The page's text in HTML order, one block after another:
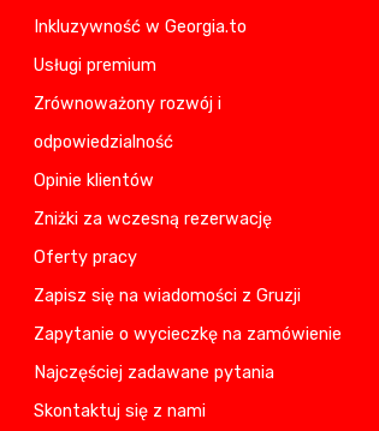
Inkluzywność w Georgia.to
Usługi premium
Zrównoważony rozwój i
odpowiedzialność
Opinie klientów
Zniżki za wczesną rezerwację
Oferty pracy
Zapisz się na wiadomości z Gruzji
Zapytanie o wycieczkę na zamówienie
Najczęściej zadawane pytania
Skontaktuj się z nami